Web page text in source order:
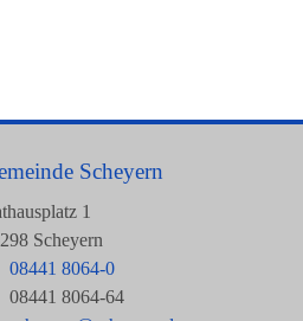
Scheyern
1
Scheyern
08441 8064-0
08441 8064-64